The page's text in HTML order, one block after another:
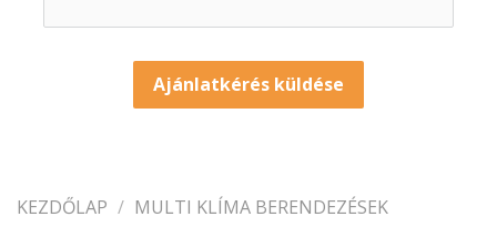
Ajánlatkérés küldése
KEZDŐLAP / MULTI KLÍMA BERENDEZÉSEK